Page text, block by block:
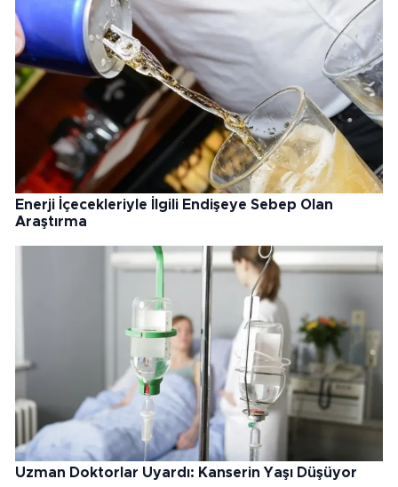
Enerji İçecekleriyle İlgili Endişeye Sebep Olan
Araştırma
Uzman Doktorlar Uyardı: Kanserin Yaşı Düşüyor